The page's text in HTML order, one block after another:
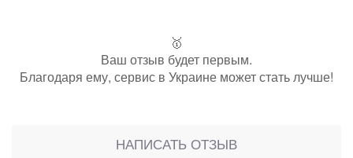
🥇
Ваш отзыв будет первым.
Благодаря ему, сервис в Украине может стать лучше!
НАПИСАТЬ ОТЗЫВ